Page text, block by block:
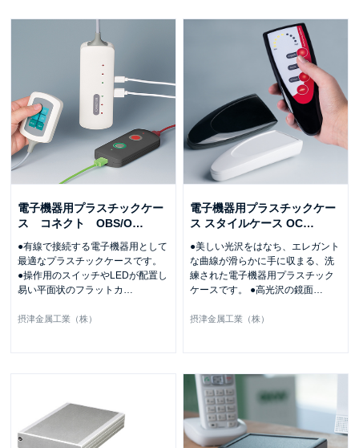
電子機器用プラスチックケー
ス コネクト OBS/O…
●有線で接続する電子機器用として
最適なプラスチックケースです。
●操作用のスイッチやLEDが配置し
易い平面状のフラットカ
摂津金属工業（株）
電子機器用プラスチックケー
ス スタイルケース OC…
●美しい光沢をはなち、エレガント
な曲線が滑らかに手に収まる、洗
練された電子機器用プラスチック
ケースです。 ●高光沢の鏡面
摂津金属工業（株）